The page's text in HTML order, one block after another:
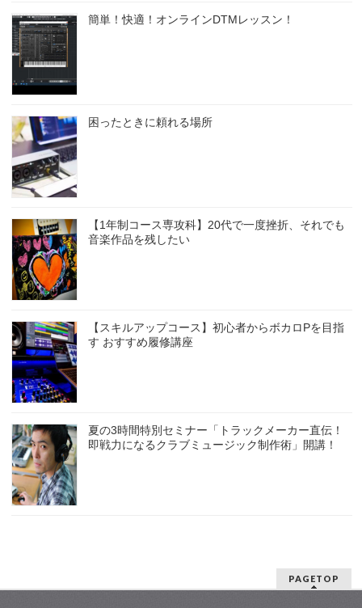
簡単！快適！オンラインDTMレッスン！
困ったときに頼れる場所
【1年制コース専攻科】20代で一度挫折、それでも
音楽作品を残したい
【スキルアップコース】初心者からボカロPを目指
す おすすめ履修講座
夏の3時間特別セミナー「トラックメーカー直伝！
即戦力になるクラブミュージック制作術」開講！
PAGETOP